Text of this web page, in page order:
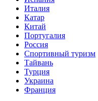
Италия
Катар
Китай
Португалия
Россия
Спортивный туризм
Тайвань
Турция
Украина
Франция